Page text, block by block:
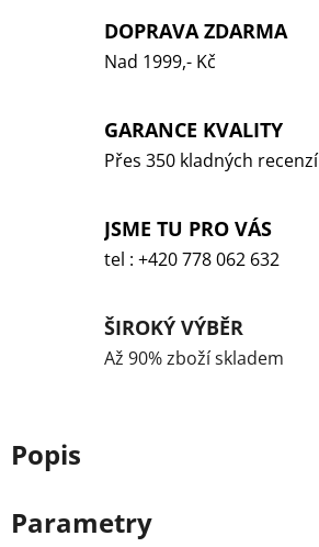
DOPRAVA ZDARMA
Nad 1999,- Kč
GARANCE KVALITY
Přes 350 kladných recenzí
JSME TU PRO VÁS
tel : +420 778 062 632
ŠIROKÝ VÝBĚR
Až 90% zboží skladem
Popis
Parametry